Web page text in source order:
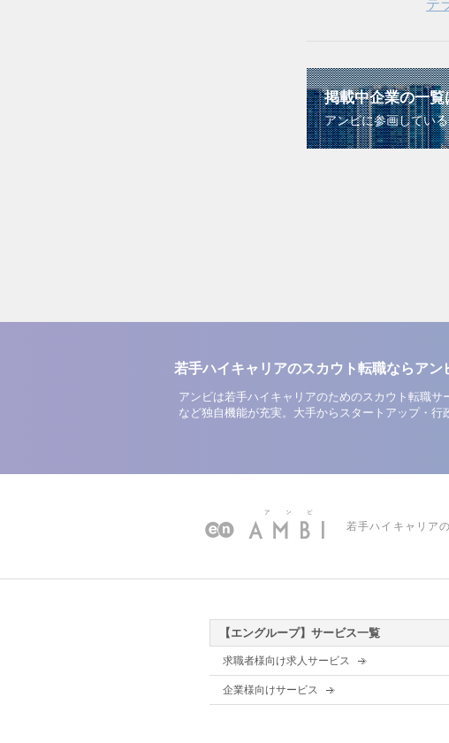
テ
掲載中企業の一覧
アンビに参画してい
若手ハイキャリアのスカウト転職ならアン
アンビは若手ハイキャリアのためのスカウト転職
など独自機能が充実。大手からスタートアップ・行
若手ハイキャリア
【エングループ】サービス一覧
求職者様向け求人サービス
企業様向けサービス